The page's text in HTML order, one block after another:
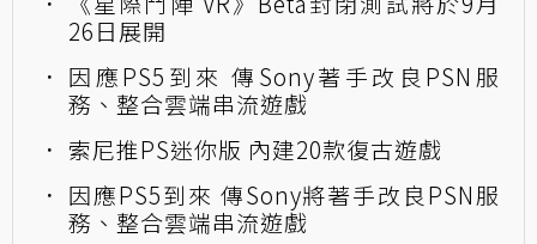
26日展開
因應PS5到來 傳Sony著手改良PSN服
務、整合雲端串流遊戲
索尼推PS迷你版 內建20款復古遊戲
因應PS5到來 傳Sony將著手改良PSN服
務、整合雲端串流遊戲